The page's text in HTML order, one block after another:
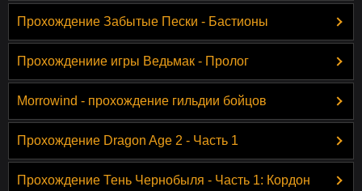
Прохождение Забытые Пески - Бастионы
Прохождениие игры Ведьмак - Пролог
Morrowind - прохождение гильдии бойцов
Прохождение Dragon Age 2 - Часть 1
Прохождение Тень Чернобыля - Часть 1: Кордон